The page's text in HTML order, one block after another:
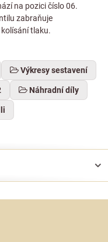
na pozici číslo 06.
zabraňuje
tlaku.
Výkresy sestavení
Náhradní díly